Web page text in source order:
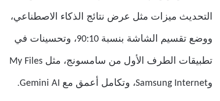
التحديث ميزات مثل عرض نتائج الذكاء الاصطناعي،
ووضع تقسيم الشاشة بنسبة 90:10، وتحسينات في
تطبيقات الطرف الأول من سامسونج، مثل My Files
وSamsung Internet، وتكامل أعمق مع Gemini AI.